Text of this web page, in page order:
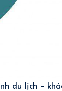
du lịch –